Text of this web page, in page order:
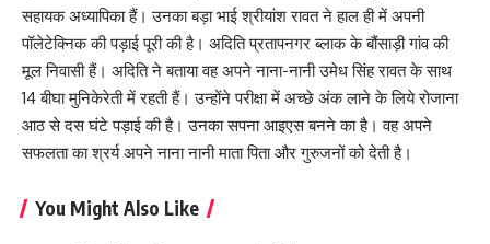
सहायक अध्यापिका हैं। उनका बड़ा भाई श्रीयांश रावत ने हाल ही में अपनी
पॉलेटेक्निक की पड़ाई पूरी की है। अदिति प्रतापनगर ब्लाक के बौंसाड़ी गांव की
मूल निवासी हैं। अदिति ने बताया वह अपने नाना-नानी उमेध सिंह रावत के साथ
14 बीघा मुनिकेरेती में रहती हैं। उन्होंने परीक्षा में अच्छे अंक लाने के लिये रोजाना
आठ से दस घंटे पड़ाई की है। उनका सपना आइएस बनने का है। वह अपने
सफलता का श्रर्य अपने नाना नानी माता पिता और गुरुजनों को देती है।
You Might Also Like